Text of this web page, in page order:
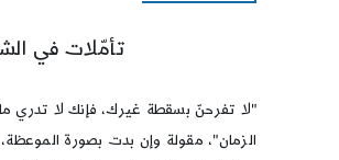
تأمّلات في
"لا تفرحنّ بسقطة غيرك، فإنك لا تدري
الزمان"، مقولة وإن بدت بصورة